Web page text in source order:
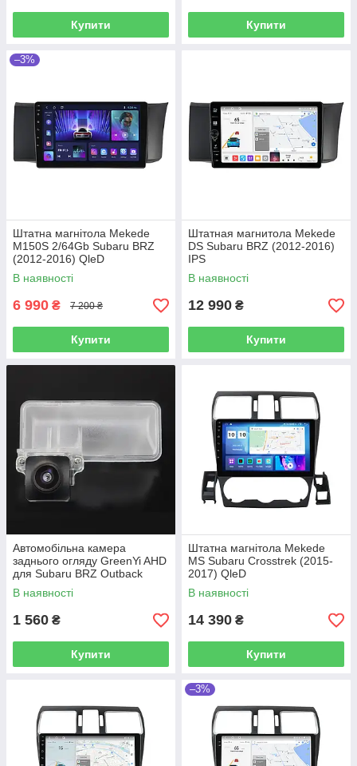
Купити Купити
–3%
Штатна магнітола Mekede
M150S 2/64Gb Subaru BRZ
(2012-2016) QleD
В наявності
6 990 ₴ 7 200 ₴
Купити
Штатная магнитола Mekede
DS Subaru BRZ (2012-2016)
IPS
В наявності
12 990 ₴
Купити
Автомобільна камера
заднього огляду GreenYi AHD
для Subaru BRZ Outback
Impreza XV Crosstrek Tribeca
В наявності
1 560 ₴
Купити
Штатна магнітола Mekede
MS Subaru Crosstrek (2015-
2017) QleD
В наявності
14 390 ₴
Купити
–3%